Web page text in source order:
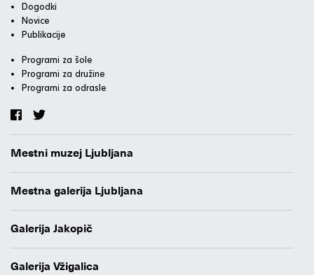
Dogodki
Novice
Publikacije
Programi za šole
Programi za družine
Programi za odrasle
Mestni muzej Ljubljana
Mestna galerija Ljubljana
Galerija Jakopič
Galerija Vžigalica